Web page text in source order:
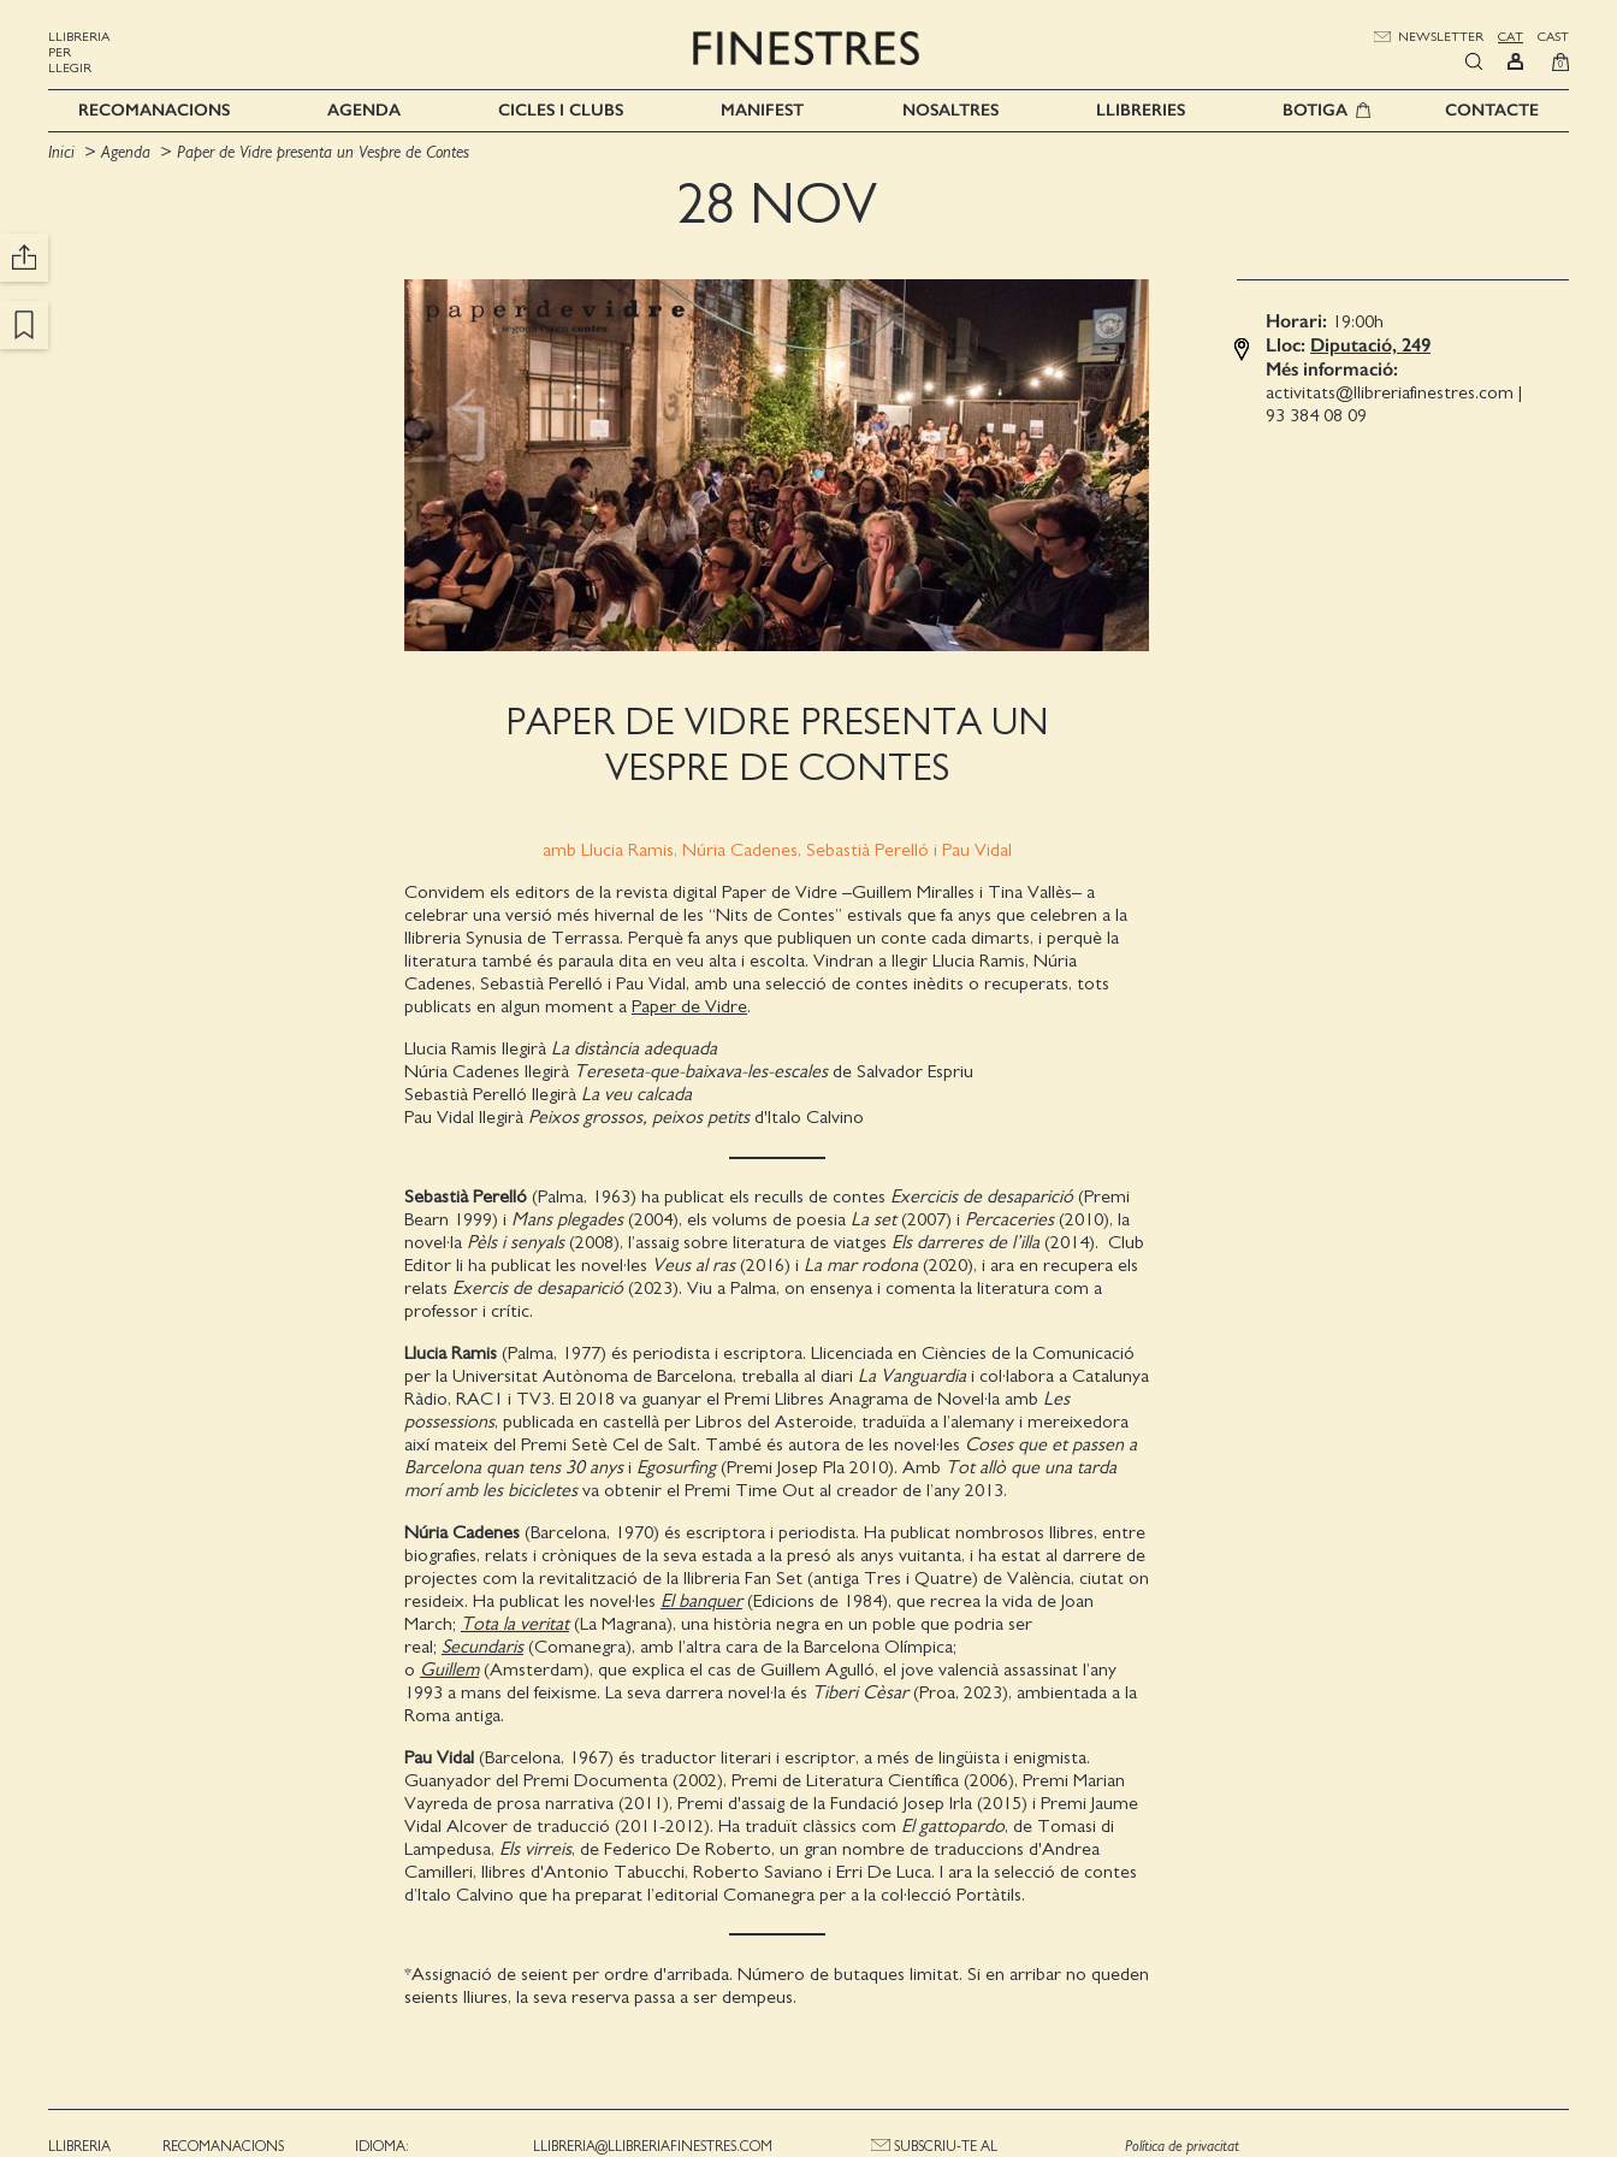
LLIBRERIA
PER
LLEGIR
NEWSLETTER CAT CAST
0
RECOMANACIONS AGENDA CICLES I CLUBS MANIFEST NOSALTRES LLIBRERIES BOTIGA CONTACTE
Inici Agenda Paper de Vidre presenta un Vespre de Contes
28 NOV
PAPER DE VIDRE PRESENTA UN
VESPRE DE CONTES
amb Llucia Ramis, Núria Cadenes, Sebastià Perelló i Pau Vidal
Convidem els editors de la revista digital Paper de Vidre –Guillem Miralles i Tina Vallès– a
celebrar una versió més hivernal de les “Nits de Contes” estivals que fa anys que celebren a la
llibreria Synusia de Terrassa. Perquè fa anys que publiquen un conte cada dimarts, i perquè la
literatura també és paraula dita en veu alta i escolta. Vindran a llegir Llucia Ramis, Núria
Cadenes, Sebastià Perelló i Pau Vidal, amb una selecció de contes inèdits o recuperats, tots
publicats en algun moment a Paper de Vidre.
Llucia Ramis llegirà La distància adequada
Núria Cadenes llegiràTereseta-que-baixava-les-escalesde Salvador Espriu
Sebastià Perelló llegiràLa veu calcada
Pau Vidal llegiràPeixos grossos, peixos petitsd'Italo Calvino
Sebastià Perelló(Palma, 1963) ha publicat els reculls de contes Exercicis de desaparició(Premi
Bearn 1999) i Mans plegades(2004), els volums de poesia La set(2007) i Percaceries(2010), la
novel·la Pèls i senyals(2008), l’assaig sobre literatura de viatges Els darreres de l’illa(2014). Club
Editor li ha publicat les novel·les Veus al ras(2016) i La mar rodona(2020), i ara en recupera els
relats Exercis de desaparició(2023). Viu a Palma, on ensenya i comenta la literatura com a
professor i crític.
Llucia Ramis(Palma, 1977) és periodista i escriptora. Llicenciada en Ciències de la Comunicació
per la Universitat Autònoma de Barcelona, treballa al diari La Vanguardiai col·labora a Catalunya
Ràdio, RAC1 i TV3. El 2018 va guanyar el Premi Llibres Anagrama de Novel·la amb Les
possessions, publicada en castellà per Libros del Asteroide, traduïda a l’alemany i mereixedora
així mateix del Premi Setè Cel de Salt. També és autora de les novel·les Coses que et passen a
Barcelona quan tens 30 anysi Egosurfing(Premi Josep Pla 2010). Amb Tot allò que una tarda
morí amb les bicicletesva obtenir el Premi Time Out al creador de l’any 2013.
Núria Cadenes(Barcelona, 1970) és escriptora i periodista. Ha publicat nombrosos llibres, entre
biografies, relats i cròniques de la seva estada a la presó als anys vuitanta, i ha estat al darrere de
projectes com la revitalització de la llibreria Fan Set (antiga Tres i Quatre) de València, ciutat on
resideix. Ha publicat les novel·les El banquer(Edicions de 1984), que recrea la vida de Joan
March; Tota la veritat(La Magrana), una història negra en un poble que podria ser
real; Secundaris(Comanegra), amb l’altra cara de la Barcelona Olímpica;
o Guillem(Amsterdam), que explica el cas de Guillem Agulló, el jove valencià assassinat l’any
1993 a mans del feixisme. La seva darrera novel·la és Tiberi Cèsar(Proa, 2023), ambientada a la
Roma antiga.
Pau Vidal(Barcelona, 1967) és traductor literari i escriptor, a més de lingüista i enigmista.
Guanyador del Premi Documenta (2002), Premi de Literatura Científica (2006), Premi Marian
Vayreda de prosa narrativa (2011), Premi d'assaig de la Fundació Josep Irla (2015) i Premi Jaume
Vidal Alcover de traducció (2011-2012). Ha traduït clàssics com El gattopardo, de Tomasi di
Lampedusa, Els virreis, de Federico De Roberto, un gran nombre de traduccions d'Andrea
Camilleri, llibres d'Antonio Tabucchi, Roberto Saviano i Erri De Luca. I ara la selecció de contes
d’Italo Calvino que ha preparat l’editorial Comanegra per a la col·lecció Portàtils.
*Assignació de seient per ordre d'arribada. Número de butaques limitat. Si en arribar no queden
seients lliures, la seva reserva passa a ser dempeus.
Horari: 19:00h
Lloc: Diputació, 249
Més informació:
activitats@llibreriafinestres.com |
93 384 08 09
LLIBRERIA
RECOMANACIONS
IDIOMA:
LLIBRERIA@LLIBRERIAFINESTRES.COM
SUBSCRIU-TE AL
Política de privacitat